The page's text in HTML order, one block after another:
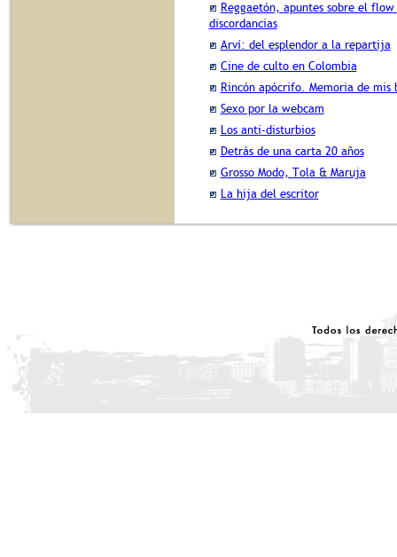
Reggaetón, apuntes sobre el flow
discordancias
Arví: del esplendor a la repartija
Cine de culto en Colombia
Rincón apócrifo. Memoria de mis
Sexo por la webcam
Los anti-disturbios
Detrás de una carta 20 años
Grosso Modo, Tola & Maruja
La hija del escritor